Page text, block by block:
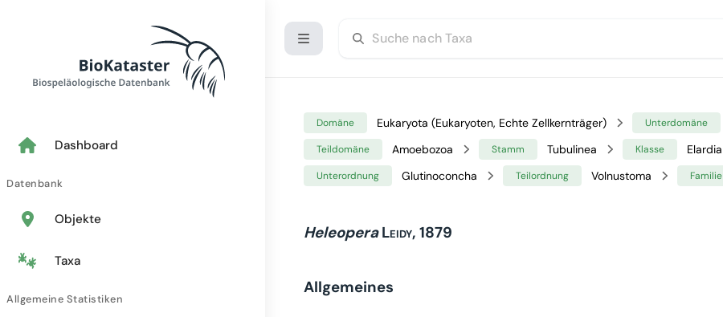
Dashboard
Datenbank
Objekte
Taxa
Allgemeine Statistiken
Domäne Eukaryota (Eukaryoten, Echte Zellkernträger) Unterdomäne
Teildomäne Amoebozoa Stamm Tubulinea Klasse Elardia
Unterordnung Glutinoconcha Teilordnung Volnustoma Familie
Heleopera Leidy, 1879
Allgemeines